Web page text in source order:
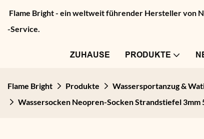
Flame Bright - ein weltweit führender Hersteller von
-Service.
ZUHAUSE PRODUKTE
Flame Bright Produkte Wassersportanzug &
Wassersocken Neopren-Socken Strandstiefel